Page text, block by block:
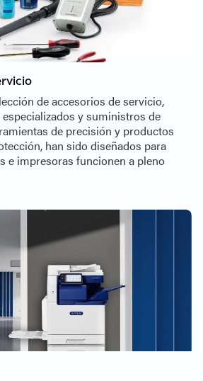
de accesorios de servicio,
y suministros de
de precisión y productos
han sido diseñados para
e impresoras funcionen a pleno